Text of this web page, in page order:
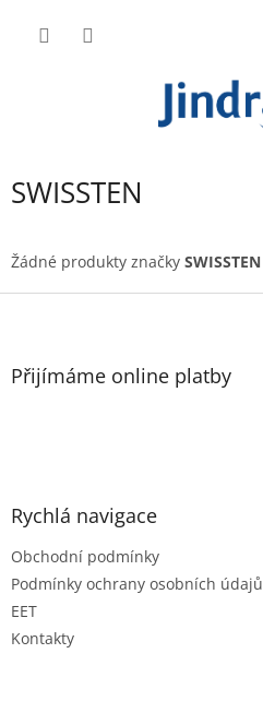
SWISSTEN
Žádné produkty značky SWISSTEN
Z
Přijímáme online platby
Rychlá navigace
Obchodní podmínky
Podmínky ochrany osobních údajů
EET
Kontakty